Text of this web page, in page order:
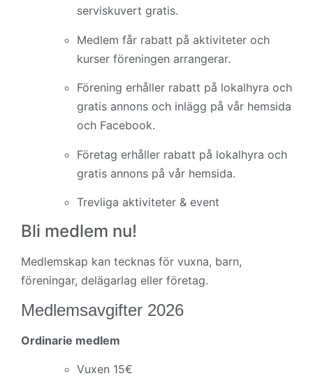
serviskuvert gratis.
Medlem får rabatt på aktiviteter och
kurser föreningen arrangerar.
Förening erhåller rabatt på lokalhyra och
gratis annons och inlägg på vår hemsida
och Facebook.
Företag erhåller rabatt på lokalhyra och
gratis annons på vår hemsida.
Trevliga aktiviteter & event
Bli medlem nu!
Medlemskap kan tecknas för vuxna, barn,
föreningar, delägarlag eller företag.
Medlemsavgifter 2026
Ordinarie medlem
Vuxen 15€